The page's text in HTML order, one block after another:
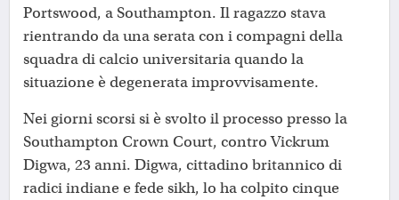
Portswood, a Southampton. Il ragazzo stava
rientrando da una serata con i compagni della
squadra di calcio universitaria quando la
situazione è degenerata improvvisamente.
Nei giorni scorsi si è svolto il processo presso la
Southampton Crown Court, contro Vickrum
Digwa, 23 anni. Digwa, cittadino britannico di
radici indiane e fede sikh, lo ha colpito cinque